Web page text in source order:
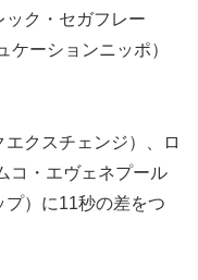
ック・セガフレー
ケーションニッポ）
クスチェンジ）、ロ
コ・エヴェネプール
プ）に11秒の差をつ